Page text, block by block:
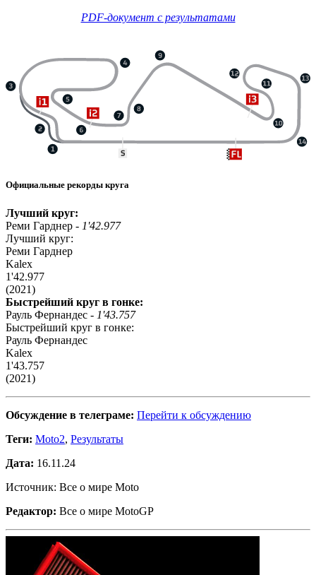
PDF-документ с результатами
Официальные рекорды круга
Лучший круг:
Реми Гарднер - 1'42.977
Лучший круг:
Реми Гарднер
Kalex
1'42.977
(2021)
Быстрейший круг в гонке:
Рауль Фернандес - 1'43.757
Быстрейший круг в гонке:
Рауль Фернандес
Kalex
1'43.757
(2021)
Обсуждение в телеграме: Перейти к обсуждению
Теги: Moto2, Результаты
Дата: 16.11.24
Источник: Все о мире Moto
Редактор: Все о мире MotoGP